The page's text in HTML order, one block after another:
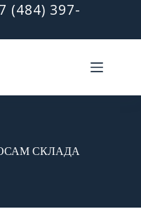
(484) 397-
СКЛАДА